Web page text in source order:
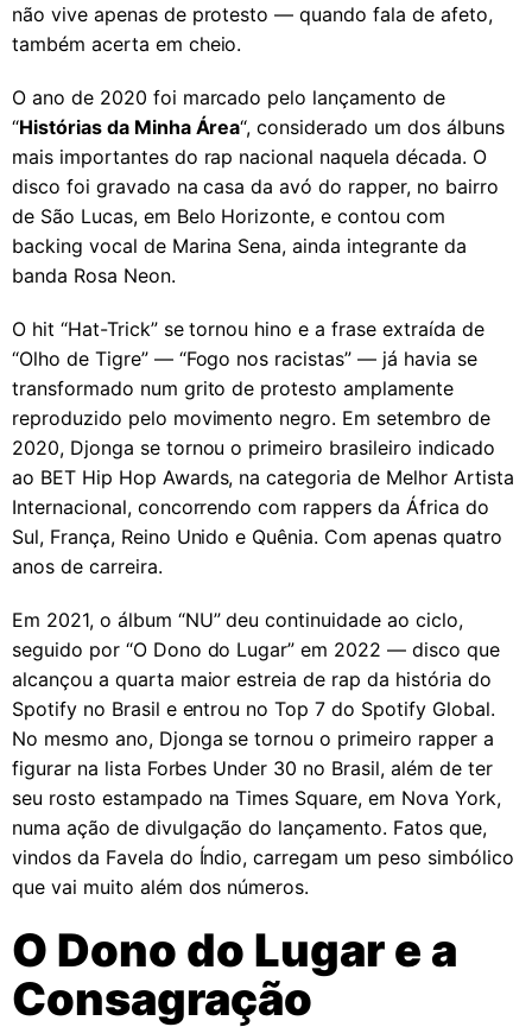
não vive apenas de protesto — quando fala de afeto,
também acerta em cheio.
O ano de 2020 foi marcado pelo lançamento de
“Histórias da Minha Área“, considerado um dos álbuns
mais importantes do rap nacional naquela década. O
disco foi gravado na casa da avó do rapper, no bairro
de São Lucas, em Belo Horizonte, e contou com
backing vocal de Marina Sena, ainda integrante da
banda Rosa Neon.
O hit “Hat-Trick” se tornou hino e a frase extraída de
“Olho de Tigre” — “Fogo nos racistas” — já havia se
transformado num grito de protesto amplamente
reproduzido pelo movimento negro. Em setembro de
2020, Djonga se tornou o primeiro brasileiro indicado
ao BET Hip Hop Awards, na categoria de Melhor Artista
Internacional, concorrendo com rappers da África do
Sul, França, Reino Unido e Quênia. Com apenas quatro
anos de carreira.
Em 2021, o álbum “NU” deu continuidade ao ciclo,
seguido por “O Dono do Lugar” em 2022 — disco que
alcançou a quarta maior estreia de rap da história do
Spotify no Brasil e entrou no Top 7 do Spotify Global.
No mesmo ano, Djonga se tornou o primeiro rapper a
figurar na lista Forbes Under 30 no Brasil, além de ter
seu rosto estampado na Times Square, em Nova York,
numa ação de divulgação do lançamento. Fatos que,
vindos da Favela do Índio, carregam um peso simbólico
que vai muito além dos números.
O Dono do Lugar e a
Consagração